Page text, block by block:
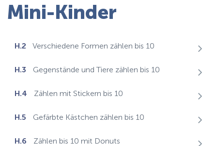
Mini-Kinder
H.2 Verschiedene Formen zählen bis 10
H.3 Gegenstände und Tiere zählen bis 10
H.4 Zählen mit Stickern bis 10
H.5 Gefärbte Kästchen zählen bis 10
H.6 Zählen bis 10 mit Donuts